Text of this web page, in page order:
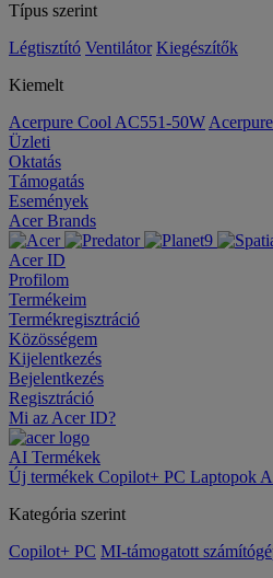
Típus szerint
Légtisztító Ventilátor Kiegészítők
Kiemelt
Acerpure Cool AC551-50W
Üzleti
Oktatás
Támogatás
Események
Acer Brands
Acer ID
Profilom
Termékeim
Termékregisztráció
Közösségem
Kijelentkezés
Bejelentkezés
Regisztráció
Mi az Acer ID?
AI Termékek
Új termékek Copilot+ PC Laptopok
Kategória szerint
Copilot+ PC MI-támogatott